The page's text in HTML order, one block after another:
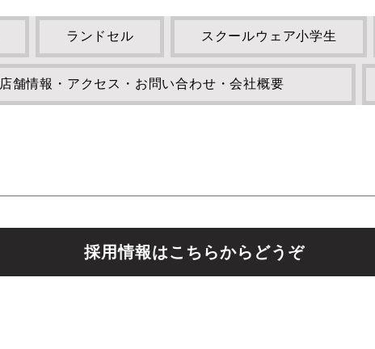
ランドセル スクールウェア小学生
店舗情報・アクセス・お問い合わせ・会社概要
採用情報はこちらからどうぞ